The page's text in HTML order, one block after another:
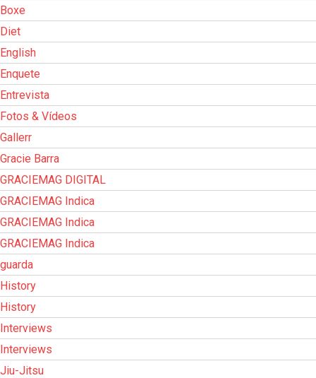
Boxe
Diet
English
Enquete
Entrevista
Fotos & Vídeos
Gallerr
Gracie Barra
GRACIEMAG DIGITAL
GRACIEMAG Indica
GRACIEMAG Indica
GRACIEMAG Indica
guarda
History
History
Interviews
Interviews
Jiu-Jitsu